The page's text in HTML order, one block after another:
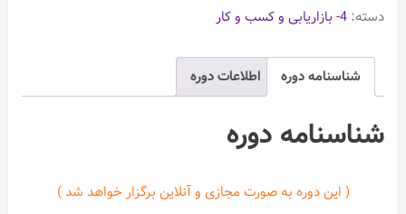
دسته: 4- بازاریابی و کسب و کار
شناسنامه دوره اطلاعات دوره
شناسنامه دوره
( این دوره به صورت مجازی و آنلاین برگزار خواهد شد )